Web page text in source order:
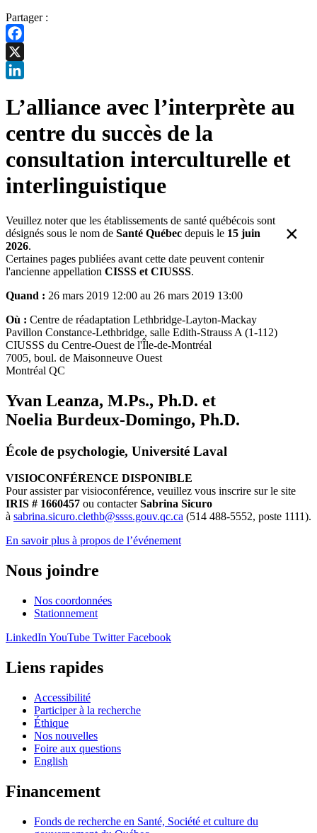
Partager :
Facebook
X
L’alliance avec l’interprète au
centre du succès de la
consultation interculturelle et
interlinguistique
Veuillez noter que les établissements de santé québécois sont
désignés sous le nom de Santé Québec depuis le 15 juin
2026.
Certaines pages publiées avant cette date peuvent contenir
l'ancienne appellation CISSS et CIUSSS.
×
Quand : 26 mars 2019 12:00 au 26 mars 2019 13:00
Où : Centre de réadaptation Lethbridge-Layton-Mackay
Pavillon Constance-Lethbridge, salle Edith-Strauss A (1-112)
CIUSSS du Centre-Ouest de l'Île-de-Montréal
7005, boul. de Maisonneuve Ouest
Montréal QC
Yvan Leanza, M.Ps., Ph.D. et
Noelia Burdeux-Domingo, Ph.D.
École de psychologie, Université Laval
VISIOCONFÉRENCE DISPONIBLE
Pour assister par visioconférence, veuillez vous inscrire sur le site
IRIS # 1660457 ou contacterSabrina Sicuro
à sabrina.sicuro.clethb@ssss.gouv.qc.ca (514 488-5552, poste 1111).
En savoir plus à propos de l’événement
Nous joindre
Nos coordonnées
Stationnement
LinkedIn YouTube Twitter Facebook
Liens rapides
Accessibilité
Participer à la recherche
Éthique
Nos nouvelles
Foire aux questions
English
Financement
Fonds de recherche en Santé, Société et culture du